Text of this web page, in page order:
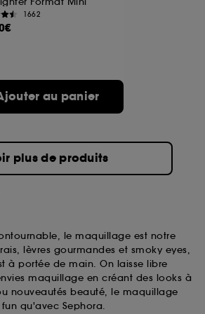
1662
au panier
plus de produits
le maquillage est notre
lèvres gourmandes et smoky eyes,
à portée de main. On laisse libre
maquillage en créant des looks à
nouveautés beauté, le maquillage
qu'avec Sephora.
cookies techniques, le dépôt et la
ou décider de "tout accepter".
les informations de
par ces Cookies, pour les
accepter". Voous pouvez à tout
retirer votrte consentement. Si vous
plus d'information sur les cookies